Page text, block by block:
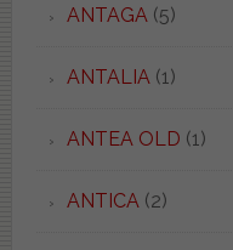
ANTAGA(5)
ANTALIA(1)
ANTEA OLD (1)
ANTICA(2)